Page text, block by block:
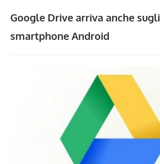
Google Drive arriva anche sugli
smartphone Android